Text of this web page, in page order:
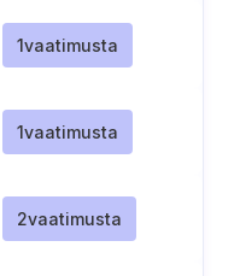
1vaatimusta
1vaatimusta
2vaatimusta